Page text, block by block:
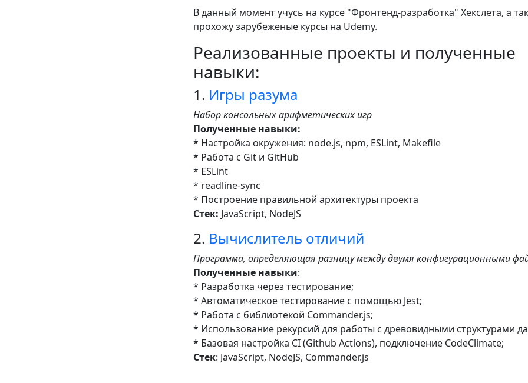
В данный момент учусь на курсе "Фронтенд-разработка" Хекслета, а
прохожу зарубеженые курсы на Udemy.
Реализованные проекты и полученные
навыки:
1. Игры разума
Набор консольных арифметических игр
Полученные навыки:
* Настройка окружения: node.js, npm, ESLint, Makefile
* Работа с Git и GitHub
* ESLint
* readline-sync
* Построение правильной архитектуры проекта
Стек: JavaScript, NodeJS
2. Вычислитель отличий
Программа, определяющая разницу между двумя конфигурационными
Полученные навыки:
* Разработка через тестирование;
* Автоматическое тестирование с помощью Jest;
* Работа с библиотекой Commander.js;
* Использование рекурсий для работы с древовидными структурами
* Базовая настройка CI (Github Actions), подключение CodeClimate;
Стек: JavaScript, NodeJS, Commander.js